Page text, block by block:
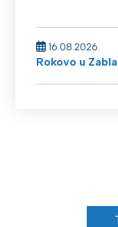
16.08.2026.
Rokovo u